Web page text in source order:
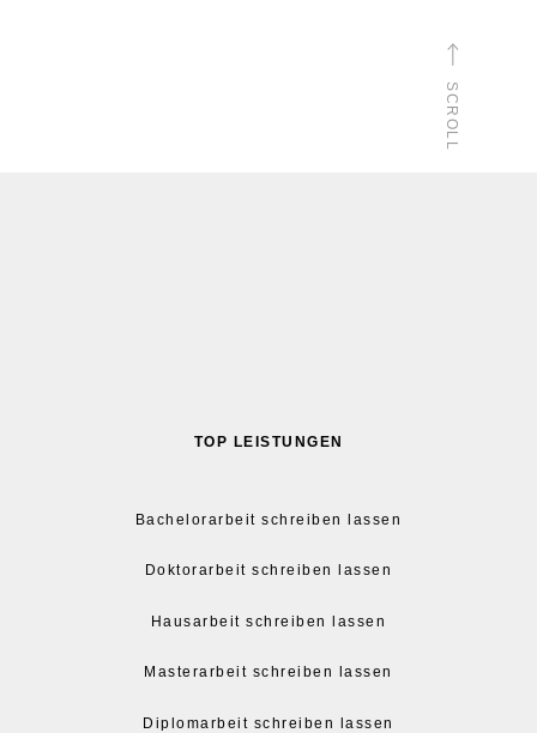
TOP LEISTUNGEN
Bachelorarbeit schreiben lassen
Doktorarbeit schreiben lassen
Hausarbeit schreiben lassen
Masterarbeit schreiben lassen
Diplomarbeit schreiben lassen
SCROLL